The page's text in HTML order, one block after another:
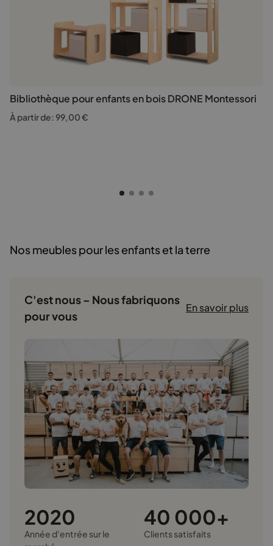
Bibliothèque pour enfants en bois DRONE Montessori
À partir de: 99,00€
Nos meubles pour les enfants et la terre
C'est nous – Nous fabriquons
pour vous
En savoir plus
2020
Année d'entrée sur le
40 000+
Clients satisfaits